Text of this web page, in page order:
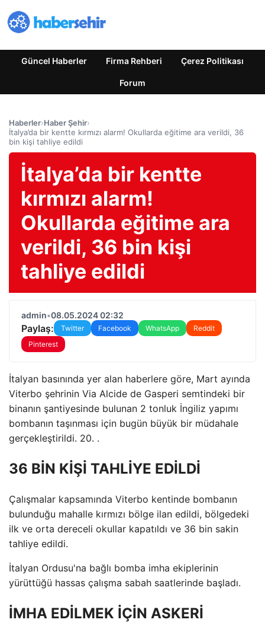
Güncel Haberler Firma Rehberi Çerez Politikası
Forum
Haberler›Haber Şehir›
İtalya’da bir kentte kırmızı alarm! Okullarda eğitime ara verildi, 36
bin kişi tahliye edildi
İtalya’da bir kentte
kırmızı alarm!
Okullarda eğitime ara
verildi, 36 bin kişi
tahliye edildi
admin•08.05.2024 02:32
Paylaş: Twitter Facebook WhatsApp
Reddit
Pinterest
İtalyan basınında yer alan haberlere göre, Mart ayında
Viterbo şehrinin Via Alcide de Gasperi semtindeki bir
binanın şantiyesinde bulunan 2 tonluk İngiliz yapımı
bombanın taşınması için bugün büyük bir müdahale
gerçekleştirildi. 20. .
36 BİN KİŞİ TAHLİYE EDİLDİ
Çalışmalar kapsamında Viterbo kentinde bombanın
bulunduğu mahalle kırmızı bölge ilan edildi, bölgedeki
ilk ve orta dereceli okullar kapatıldı ve 36 bin sakin
tahliye edildi.
İtalyan Ordusu'na bağlı bomba imha ekiplerinin
yürüttüğü hassas çalışma sabah saatlerinde başladı.
İMHA EDİLMEK İÇİN ASKERİ